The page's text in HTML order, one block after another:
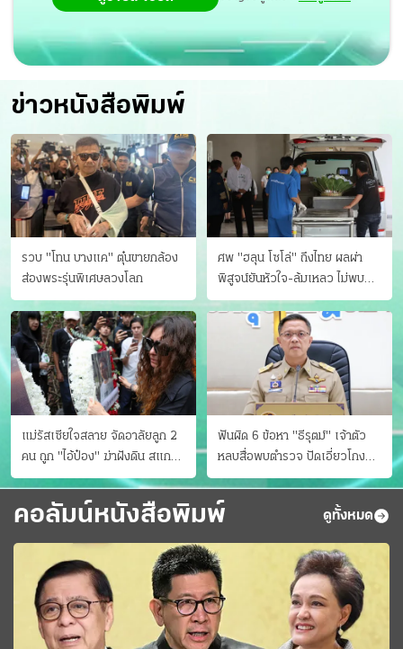
ข่าวหนังสือพิมพ์
รวบ "โทน บางแค" ตุ๋นขายกล้อง
ส่องพระรุ่นพิเศษลวงโลก
ศพ "ฮลุน โซโล่" ถึงไทย ผลผ่า
พิสูจน์ยันหัวใจ-ล้มเหลว ไม่พบ
บาดแผล
แม่รัสเซียใจสลาย จัดอาลัยลูก 2
คน ถูก "ไอ้ป๋อง" ฆ่าฝังดิน สแกน
ไม่มีศพเพิ่ม
ฟันผิด 6 ข้อหา "ธีรุตม์" เจ้าตัว
หลบสื่อพบตำรวจ ปัดเอี่ยวโกง
สอบท้องถิ่น จ่อบี้รํ่ารวยมากปกติ
คอลัมน์หนังสือพิมพ์ ดูทั้งหมด